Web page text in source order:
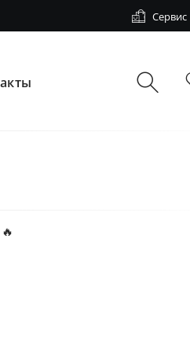
Сервис
🔥